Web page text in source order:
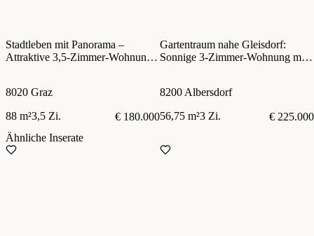
Stadtleben mit Panorama –
Attraktive 3,5-Zimmer-Wohnung
8020 Graz
88 m²3,5 Zi. € 180.000
Gartentraum nahe Gleisdorf:
Sonnige 3-Zimmer-Wohnung mit
8200 Albersdorf
56,75 m²3 Zi.
€ 225.000
Ähnliche Inserate